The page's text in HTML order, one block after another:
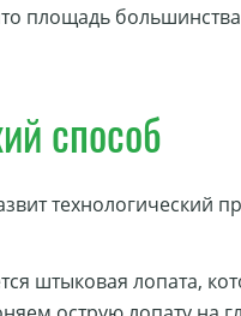
площадь большинства
способ
технологический
штыковая лопата,